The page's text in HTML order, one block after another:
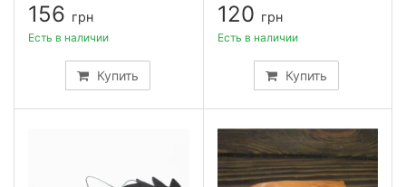
156 грн
Купить
Есть в наличии
120 грн
Купить
Есть в наличии